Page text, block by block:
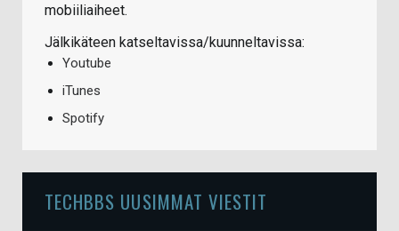
mobiiliaiheet.
Jälkikäteen katseltavissa/kuunneltavissa:
Youtube
iTunes
Spotify
TECHBBS UUSIMMAT VIESTIT